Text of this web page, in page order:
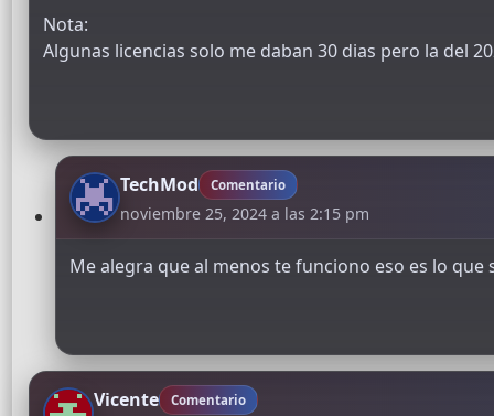
Nota:
Algunas licencias solo me daban 30 dias pero la del
TechMod Comentario
noviembre 25, 2024 a las 2:15 pm
Me alegra que al menos te funciono eso es lo
Vicente Comentario